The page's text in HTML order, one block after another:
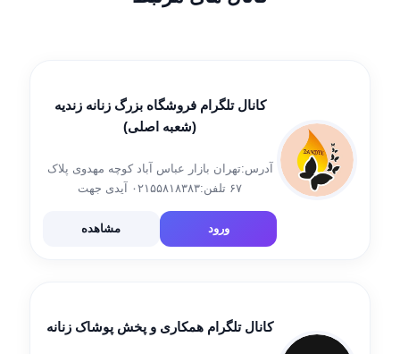
کانال تلگرام فروشگاه بزرگ زنانه زندیه
(شعبه اصلی)
آدرس:تهران بازار عباس آباد کوچه مهدوی پلاک
۶۷ تلفن:۰۲۱۵۵۸۱۸۳۸۳ آیدی جهت
سفارش: ۰۹۲۰۳۷۱۹۸۰۴ورود مشاهده
کانال تلگرام همکاری و پخش پوشاک زنانه